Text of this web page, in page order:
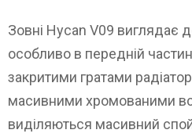
Зовні Hycan V09 виглядає
особливо в передній
закритими гратами
масивними хромованими
виділяються масивний